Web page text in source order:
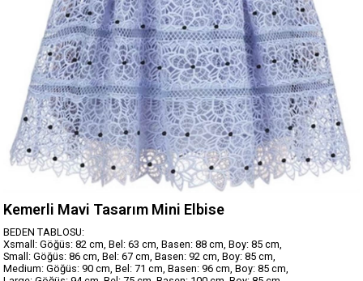
Kemerli Mavi Tasarım Mini Elbise
BEDEN TABLOSU:
Xsmall: Göğüs: 82 cm, Bel: 63 cm, Basen: 88 cm, Boy: 85 cm,
Small: Göğüs: 86 cm, Bel: 67 cm, Basen: 92 cm, Boy: 85 cm,
Medium: Göğüs: 90 cm, Bel: 71 cm, Basen: 96 cm, Boy: 85 cm,